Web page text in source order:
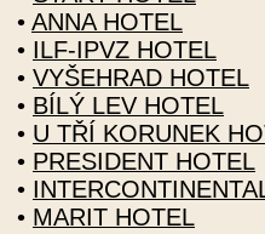
• ANNA HOTEL
• ILF-IPVZ HOTEL
• VYŠEHRAD HOTEL
• BÍLÝ LEV HOTEL
• U TŘÍ KORUNEK
• PRESIDENT HOTEL
•
• MARIT HOTEL